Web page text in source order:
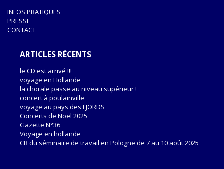
INFOS PRATIQUES
PRESSE
CONTACT
ARTICLES RÉCENTS
le CD est arrivé !!!
voyage en Hollande
la chorale passe au niveau supérieur !
concert à poulainville
voyage au pays des FJORDS
Concerts de Noël 2025
Gazette N°36
Voyage en hollande
CR du séminaire de travail en Pologne de 7 au 10 août 2025